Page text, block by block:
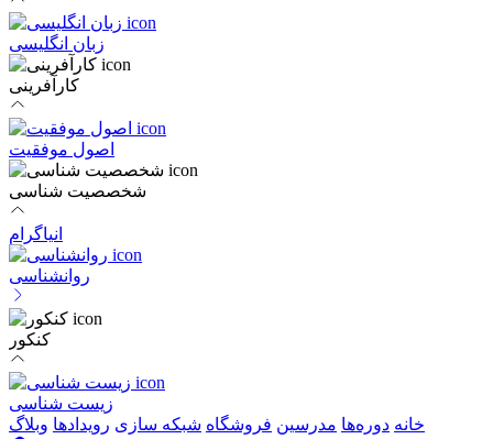
زبان انگلیسی
کارآفرینی
اصول موفقیت
شخصصیت شناسی
انیاگرام
روانشناسی
کنکور
زیست شناسی
خانه دوره‌ها مدرسین فروشگاه شبکه سازی رویداد‌ها وبلاگ